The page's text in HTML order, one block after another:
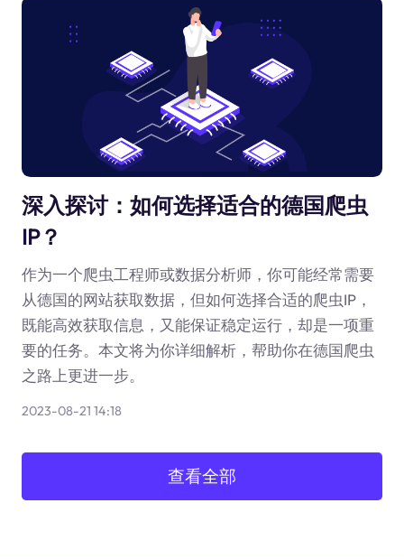
深入探讨：如何选择适合的德国爬虫
IP？
作为一个爬虫工程师或数据分析师，你可能经常需要
从德国的网站获取数据，但如何选择合适的爬虫IP，
既能高效获取信息，又能保证稳定运行，却是一项重
要的任务。本文将为你详细解析，帮助你在德国爬虫
之路上更进一步。
2023-08-21 14:18
查看全部